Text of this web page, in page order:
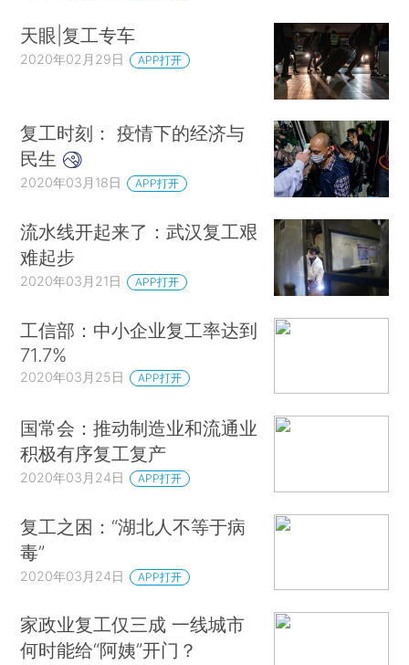
天眼|复工专车
2020年02月29日 APP打开
复工时刻： 疫情下的经济与
民生
2020年03月18日 APP打开
流水线开起来了：武汉复工艰
难起步
2020年03月21日 APP打开
工信部：中小企业复工率达到
71.7%
2020年03月25日 APP打开
国常会：推动制造业和流通业
积极有序复工复产
2020年03月24日 APP打开
复工之困：“湖北人不等于病
毒”
2020年03月24日 APP打开
家政业复工仅三成 一线城市
何时能给“阿姨”开门？